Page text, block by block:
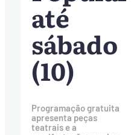
até
sábado
(10)
Programação gratuita
apresenta peças
teatrais e a